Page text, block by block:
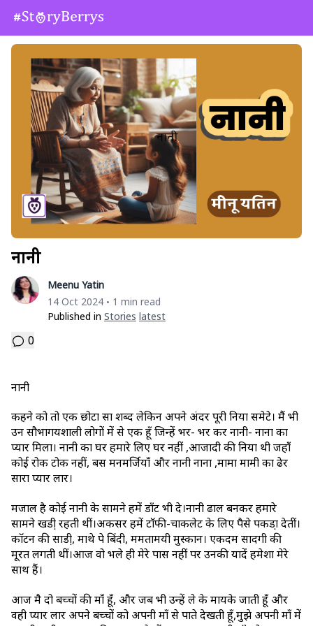
नानी
Meenu Yatin
14 Oct 2024 • 1 min read
Published in Stories Latest
0
नानी
कहने को तो एक छोटा सा शब्द लेकिन अपने अंदर पूरी दुनिया समेटे। मैं भी
उन सौभागयशाली लोगों में से एक हूँ जिन्हें भर- भर कर नानी- नाना का
प्यार मिला। नानी का घर हमारे लिए घर नहीं ,आजादी की दुनिया थी जहांँ
कोई रोक टोक नहीं, बस मनमर्जियाँ और नानी नाना ,मामा मामी का ढेर
सारा प्यार दुलार।
मजाल है कोई नानी के सामने हमें डाँट भी दे।नानी ढाल बनकर हमारे
सामने खडी़ रहती थीं।अकसर हमें टाॅफी-चाकलेट के लिए पैसे पकडा़ देतीं।
काॅटन की साडी़, माथे पे बिंदी, ममतामयी मुस्कान। एकदम सादगी की
मूरत लगती थीं।आज वो भले ही मेरे पास नहीं पर उनकी यादें हमेशा मेरे
साथ हैं।
आज मै दो बच्चों की माँ हूँ, और जब भी उन्हें ले के मायके जाती हूँ और
वही प्यार दुलार अपने बच्चों को अपनी माँ से पाते देखती हूँ,मुझे अपनी माँ में